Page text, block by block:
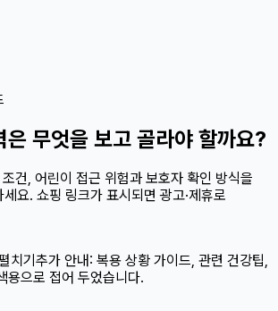
은 무엇을 보고 골라야 할까요?
건, 어린이 접근 위험과 보호자 확인 방식을
요. 쇼핑 링크가 표시되면 광고·제휴로
치기추가 안내: 복용 상황 가이드, 관련 건강팁,
용으로 접어 두었습니다.